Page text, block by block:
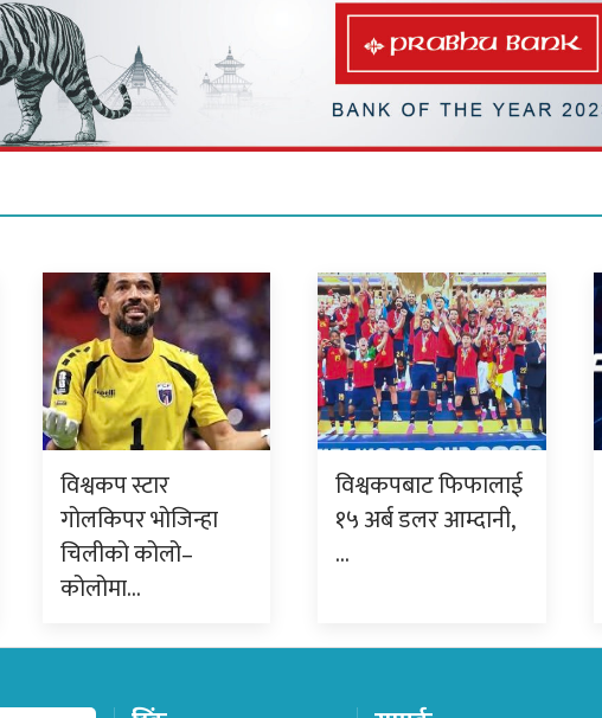
विश्वकप स्टार
गोलकिपर भोजिन्हा
चिलीको कोलो–
कोलोमा…
विश्वकपबाट फिफालाई
१५ अर्ब डलर आम्दानी,
…